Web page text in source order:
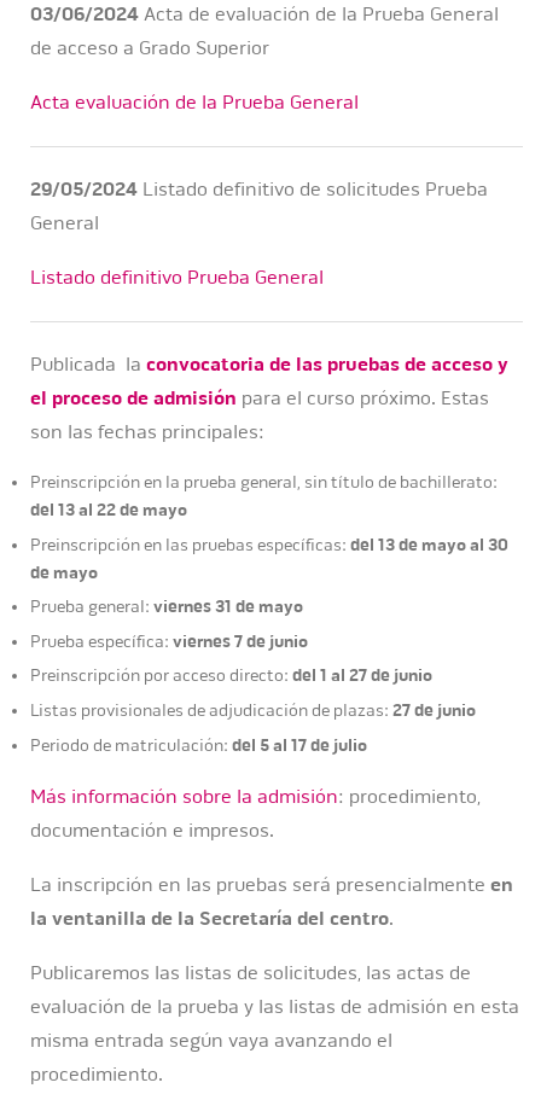
03/06/2024 Acta de evaluación de la Prueba General
de acceso a Grado Superior
Acta evaluación de la Prueba General
29/05/2024 Listado definitivo de solicitudes Prueba
General
Listado definitivo Prueba General
Publicada la convocatoria de las pruebas de acceso y
el proceso de admisión para el curso próximo. Estas
son las fechas principales:
Preinscripción en la prueba general, sin título de bachillerato:
del 13 al 22de mayo
Preinscripción en las pruebas específicas: del 13 de mayo al 30
de mayo
Prueba general: viernes 31 de mayo
Prueba específica: viernes 7 de junio
Preinscripción por acceso directo: del 1 al 27 de junio
Listas provisionales de adjudicación de plazas: 27 de junio
Periodo de matriculación: del 5 al 17 de julio
Más información sobre la admisión: procedimiento,
documentación e impresos.
La inscripción en las pruebas será presencialmente en
la ventanilla de la Secretaría del centro.
Publicaremos las listas de solicitudes, las actas de
evaluación de la prueba y las listas de admisión en esta
misma entrada según vaya avanzando el
procedimiento.